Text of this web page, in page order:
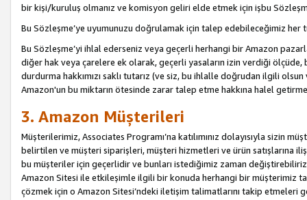
bir kişi/kuruluş olmanız ve komisyon geliri elde etmek için işbu
Bu Sözleşme’ye uyumunuzu doğrulamak için talep edebileceğimiz
Bu Sözleşme’yi ihlal ederseniz veya geçerli herhangi bir Amazon
diğer hak veya çarelere ek olarak, geçerli yasaların izin verdiği
durdurma hakkımızı saklı tutarız (ve siz, bu ihlalle doğrudan ilgili
Amazon'un bu miktarın ötesinde zarar talep etme hakkına halel
3. Amazon Müşterileri
Müşterilerimiz, Associates Programı’na katılımınız dolayısıyla sizin
belirtilen ve müşteri siparişleri, müşteri hizmetleri ve ürün satışlarına
bu müşteriler için geçerlidir ve bunları istediğimiz zaman
Amazon Sitesi ile etkileşimle ilgili bir konuda herhangi bir müşterimiz
çözmek için o Amazon Sitesi’ndeki iletişim talimatlarını takip etmeleri